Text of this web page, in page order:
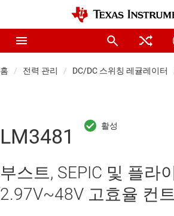
홈 전력 관리 DC/DC 스위칭 레귤레이터
LM3481
부스트, SEPIC 및 플라
2.97V~48V 고효율 컨